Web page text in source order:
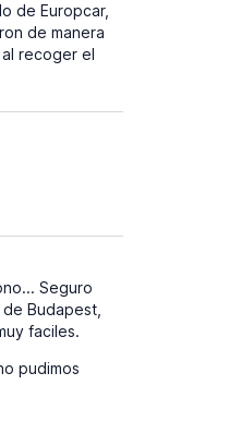
de Europcar,
de manera
recoger el
Seguro
Budapest,
faciles.
pudimos